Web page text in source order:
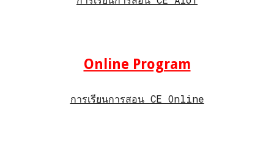
Online Program
การเรียนการสอน CE Online